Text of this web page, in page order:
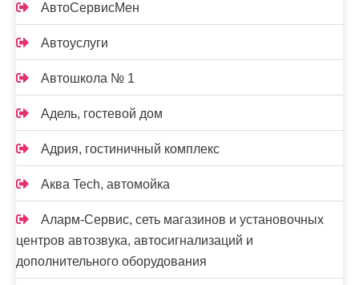
АвтоСервисМен
Автоуслуги
Автошкола № 1
Адель, гостевой дом
Адрия, гостиничный комплекс
Аква Tech, автомойка
Аларм-Сервис, сеть магазинов и установочных
центров автозвука, автосигнализаций и
дополнительного оборудования